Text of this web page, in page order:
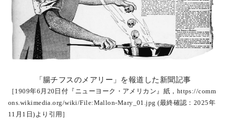
「腸チフスのメアリー」を報道した新聞記事
［1909年6月20日付『ニューヨーク・アメリカン』紙，https://comm
ons.wikimedia.org/wiki/File:Mallon-Mary_01.jpg (最終確認：2025年
11月1日)より引用］